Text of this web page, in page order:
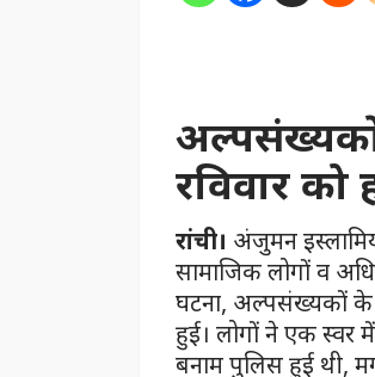
रविवार को
रांची। अंजुमन
सामाजिक लोगों व
घटना, अल्पसंख्यकों के
हुई। लोगों ने एक स्वर
बनाम पुलिस हुई थी,